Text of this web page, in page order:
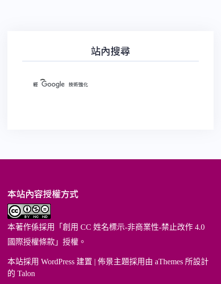
站內搜尋
本站內容授權方式
本著作係採用「 創用 CC 姓名標示-非商業性-禁止改作 4.0
國際授權條款 」授權。
本站採用 WordPress 建置 | 佈景主題採用由 aThemes 所設計
的 Talon